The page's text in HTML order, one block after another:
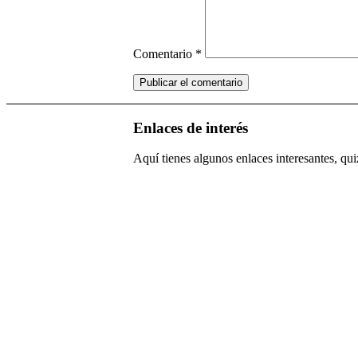
Comentario *
Enlaces de interés
Aquí tienes algunos enlaces interesantes,